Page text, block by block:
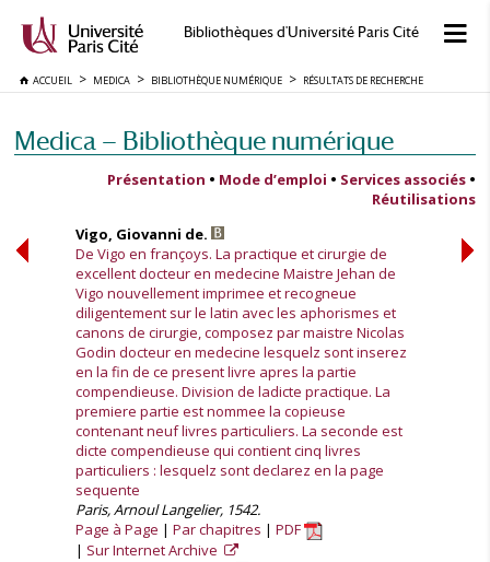
Bibliothèques d'Université Paris Cité
ACCUEIL MEDICA BIBLIOTHÈQUE NUMÉRIQUE RÉSULTATS DE RECHERCHE
Medica — Bibliothèque numérique
Présentation • Mode d’emploi • Services associés •
Réutilisations
Vigo, Giovanni de.
De Vigo en françoys. La practique et cirurgie de
excellent docteur en medecine Maistre Jehan de
Vigo nouvellement imprimee et recogneue
diligentement sur le latin avec les aphorismes et
canons de cirurgie, composez par maistre Nicolas
Godin docteur en medecine lesquelz sont inserez
en la fin de ce present livre apres la partie
compendieuse. Division de ladicte practique. La
premiere partie est nommee la copieuse
contenant neuf livres particuliers. La seconde est
dicte compendieuse qui contient cinq livres
particuliers : lesquelz sont declarez en la page
sequente
Paris, Arnoul Langelier, 1542.
Page à Page
Par chapitres
PDF
Sur Internet Archive